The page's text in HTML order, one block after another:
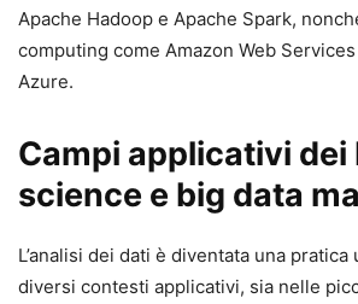
Apache Hadoop e Apache Spark,
computing come Amazon Web
Azure.
Campi applicativi dei
science e big data
L’analisi dei dati è diventata una
diversi contesti applicativi, sia nelle